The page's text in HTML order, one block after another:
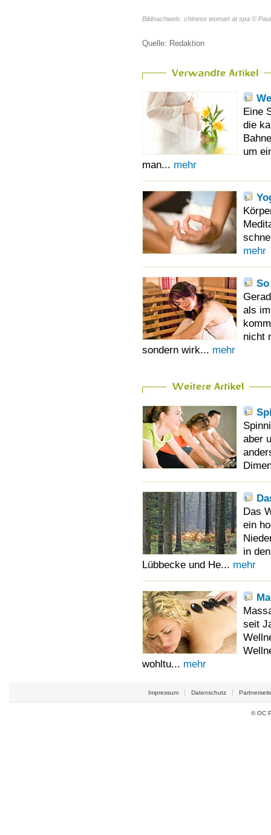
Bildnachweis: chinese woman at spa ©
Quelle: Redaktion
Eine
die
um
man... mehr
mehr
als
nicht
sondern wirk... mehr
aber
Das
ein
in
Lübbecke und He... mehr
seit
wohltu... mehr
Impressum Datenschutz
© OC